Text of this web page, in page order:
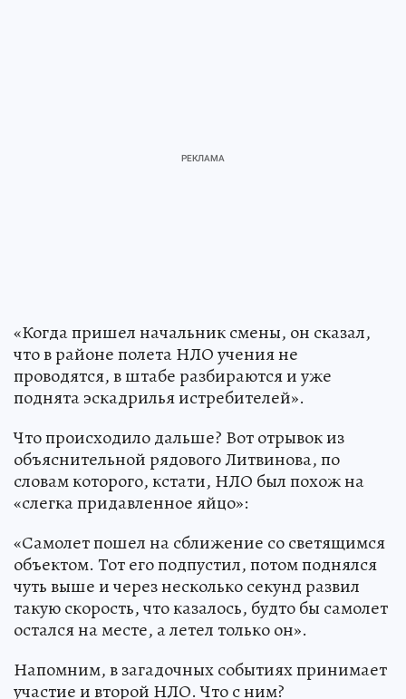
«Когда пришел начальник смены, он сказал,
что в районе полета НЛО учения не
проводятся, в штабе разбираются и уже
поднята эскадрилья истребителей».
Что происходило дальше? Вот отрывок из
объяснительной рядового Литвинова, по
словам которого, кстати, НЛО был похож на
«слегка придавленное яйцо»:
«Самолет пошел на сближение со светящимся
объектом. Тот его подпустил, потом поднялся
чуть выше и через несколько секунд развил
такую скорость, что казалось, будто бы самолет
остался на месте, а летел только он».
Напомним, в загадочных событиях принимает
участие и второй НЛО. Что с ним?